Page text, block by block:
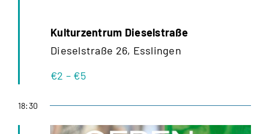
Kulturzentrum Dieselstraße
Dieselstraße 26, Esslingen
€2 – €5
18:30